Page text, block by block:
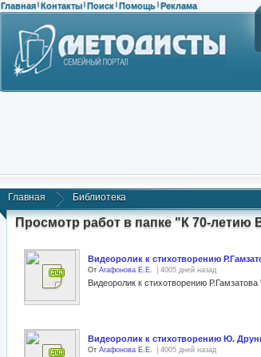
Главная | Контакты | Поиск | Помощь | Реклама
Главная Библиотека
Просмотр работ в папке "К 70-
Видеоролик к стихотворению
От Агафонова Е.Е. | 4005 дней назад
Видеоролик к стихотворению
Видеоролик к стихотворению Ю.
От Агафонова Е.Е. | 4005 дней назад